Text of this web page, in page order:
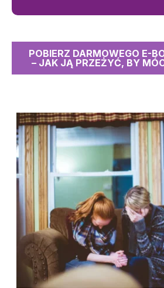
POBIERZ DARMOWEGO E-
– JAK JĄ PRZEŻYĆ, BY